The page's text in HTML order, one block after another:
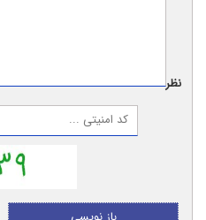
نظر: